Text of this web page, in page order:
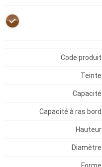
Code produit
Teinte
Capacité
Capacité à ras bord
Hauteur
Diamètre